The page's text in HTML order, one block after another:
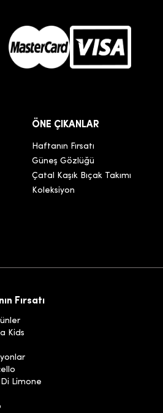
ÖNE ÇIKANLAR
Haftanın Fırsatı
Güneş Gözlüğü
Çatal Kaşık Bıçak Takımı
Koleksiyon
Fırsatı
Kids
Limone